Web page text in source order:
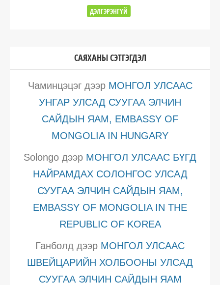
ДЭЛГЭРЭНГҮЙ
САЯХАНЫ СЭТГЭГДЭЛ
Чаминцэцэгдээр МОНГОЛ УЛСААС
УНГАР УЛСАД СУУГАА ЭЛЧИН
САЙДЫН ЯАМ, EMBASSY OF
MONGOLIA IN HUNGARY
Solongo дээр МОНГОЛ УЛСААС БҮГД
НАЙРАМДАХ СОЛОНГОС УЛСАД
СУУГАА ЭЛЧИН САЙДЫН ЯАМ,
EMBASSY OF MONGOLIA IN THE
REPUBLIC OF KOREA
Ганболд дээр МОНГОЛ УЛСААС
ШВЕЙЦАРИЙН ХОЛБООНЫ УЛСАД
СУУГАА ЭЛЧИН САЙДЫН ЯАМ